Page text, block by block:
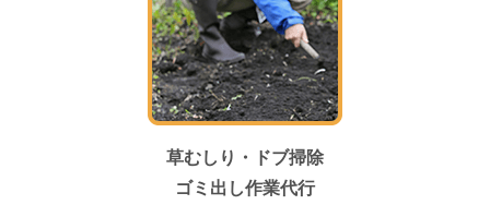
草むしり・ドブ掃除
ゴミ出し作業代行